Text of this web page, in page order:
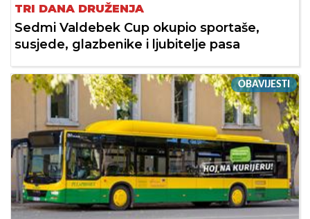
TRI DANA DRUŽENJA
Sedmi Valdebek Cup okupio sportaše,
susjede, glazbenike i ljubitelje pasa
OBAVIJESTI